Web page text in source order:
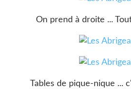
On prend à droite ...
Tables de pique-nique ...